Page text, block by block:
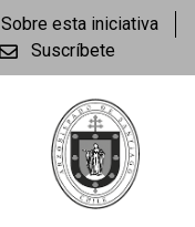
Sobre esta iniciativa
Suscríbete